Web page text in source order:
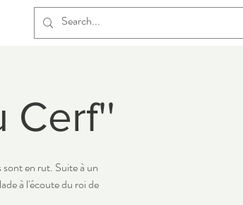
Cerf''
en rut. Suite à un
à l'écoute du roi de